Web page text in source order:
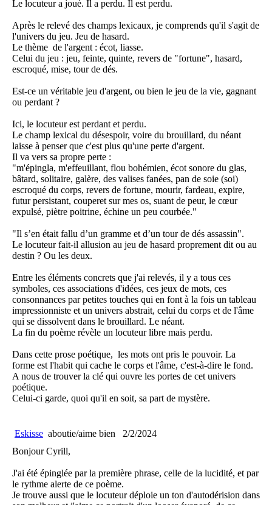
Le locuteur a joué. Il a perdu. Il est perdu.
Après le relevé des champs lexicaux, je comprends qu'il s'agit de
l'univers du jeu. Jeu de hasard.
Le thème de l'argent : écot, liasse.
Celui du jeu : jeu, feinte, quinte, revers de "fortune", hasard,
escroqué, mise, tour de dés.
Est-ce un véritable jeu d'argent, ou bien le jeu de la vie, gagnant
ou perdant ?
Ici, le locuteur est perdant et perdu.
Le champ lexical du désespoir, voire du brouillard, du néant
laisse à penser que c'est plus qu'une perte d'argent.
Il va vers sa propre perte :
"m'épingla, m'effeuillant, flou bohémien, écot sonore du glas,
bâtard, solitaire, galère, des valises fanées, pan de soie (soi)
escroqué du corps, revers de fortune, mourir, fardeau, expire,
futur persistant, couperet sur mes os, suant de peur, le cœur
expulsé, piètre poitrine, échine un peu courbée."
"Il s’en était fallu d’un gramme et d’un tour de dés assassin".
Le locuteur fait-il allusion au jeu de hasard proprement dit ou au
destin ? Ou les deux.
Entre les éléments concrets que j'ai relevés, il y a tous ces
symboles, ces associations d'idées, ces jeux de mots, ces
consonnances par petites touches qui en font à la fois un tableau
impressionniste et un univers abstrait, celui du corps et de l'âme
qui se dissolvent dans le brouillard. Le néant.
La fin du poème révèle un locuteur libre mais perdu.
Dans cette prose poétique, les mots ont pris le pouvoir. La
forme est l'habit qui cache le corps et l'âme, c'est-à-dire le fond.
A nous de trouver la clé qui ouvre les portes de cet univers
poétique.
Celui-ci garde, quoi qu'il en soit, sa part de mystère.
Eskisse aboutie/aime bien
2/2/2024
Bonjour Cyrill,
J'ai été épinglée par la première phrase, celle de la lucidité, et par
le rythme alerte de ce poème.
Je trouve aussi que le locuteur déploie un ton d'autodérision dans